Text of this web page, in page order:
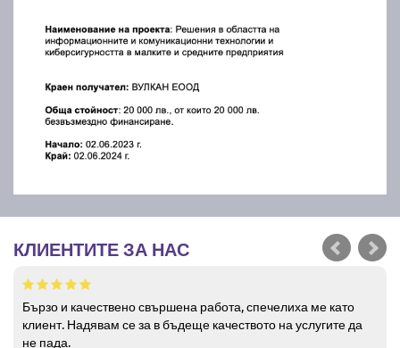
КЛИЕНТИТЕ ЗА НАС
Бързо и качествено свършена работа, спечелиха ме като
клиент. Надявам се за в бъдеще качеството на услугите да
не пада.